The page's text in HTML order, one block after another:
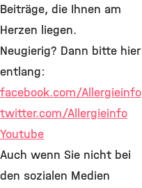
Beiträge, die Ihnen am
Herzen liegen.
Neugierig? Dann bitte hier
entlang:
facebook.com/Allergieinfo
twitter.com/Allergieinfo
Youtube
Auch wenn Sie nicht bei
den sozialen Medien